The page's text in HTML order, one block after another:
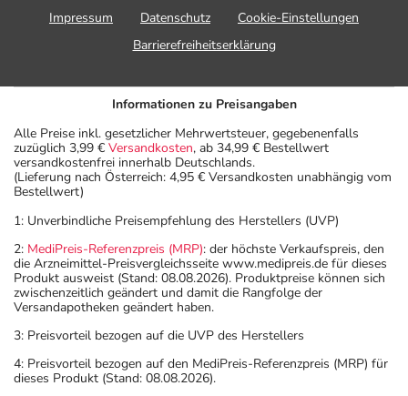
Impressum
Datenschutz
Cookie-Einstellungen
Barrierefreiheitserklärung
Informationen zu Preisangaben
Alle Preise inkl. gesetzlicher Mehrwertsteuer, gegebenenfalls
zuzüglich 3,99 € Versandkosten, ab 34,99 € Bestellwert
versandkostenfrei innerhalb Deutschlands.
(Lieferung nach Österreich: 4,95 € Versandkosten unabhängig vom
Bestellwert)
1: Unverbindliche Preisempfehlung des Herstellers (UVP)
2: MediPreis-Referenzpreis (MRP): der höchste Verkaufspreis, den
die Arzneimittel-Preisvergleichsseite www.medipreis.de für dieses
Produkt ausweist (Stand: 08.08.2026). Produktpreise können sich
zwischenzeitlich geändert und damit die Rangfolge der
Versandapotheken geändert haben.
3: Preisvorteil bezogen auf die UVP des Herstellers
4: Preisvorteil bezogen auf den MediPreis-Referenzpreis (MRP) für
dieses Produkt (Stand: 08.08.2026).